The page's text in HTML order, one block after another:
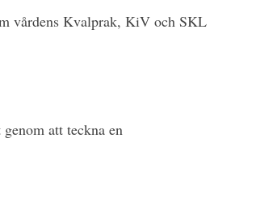
vårdens Kvalprak, KiV och SKL
att teckna en